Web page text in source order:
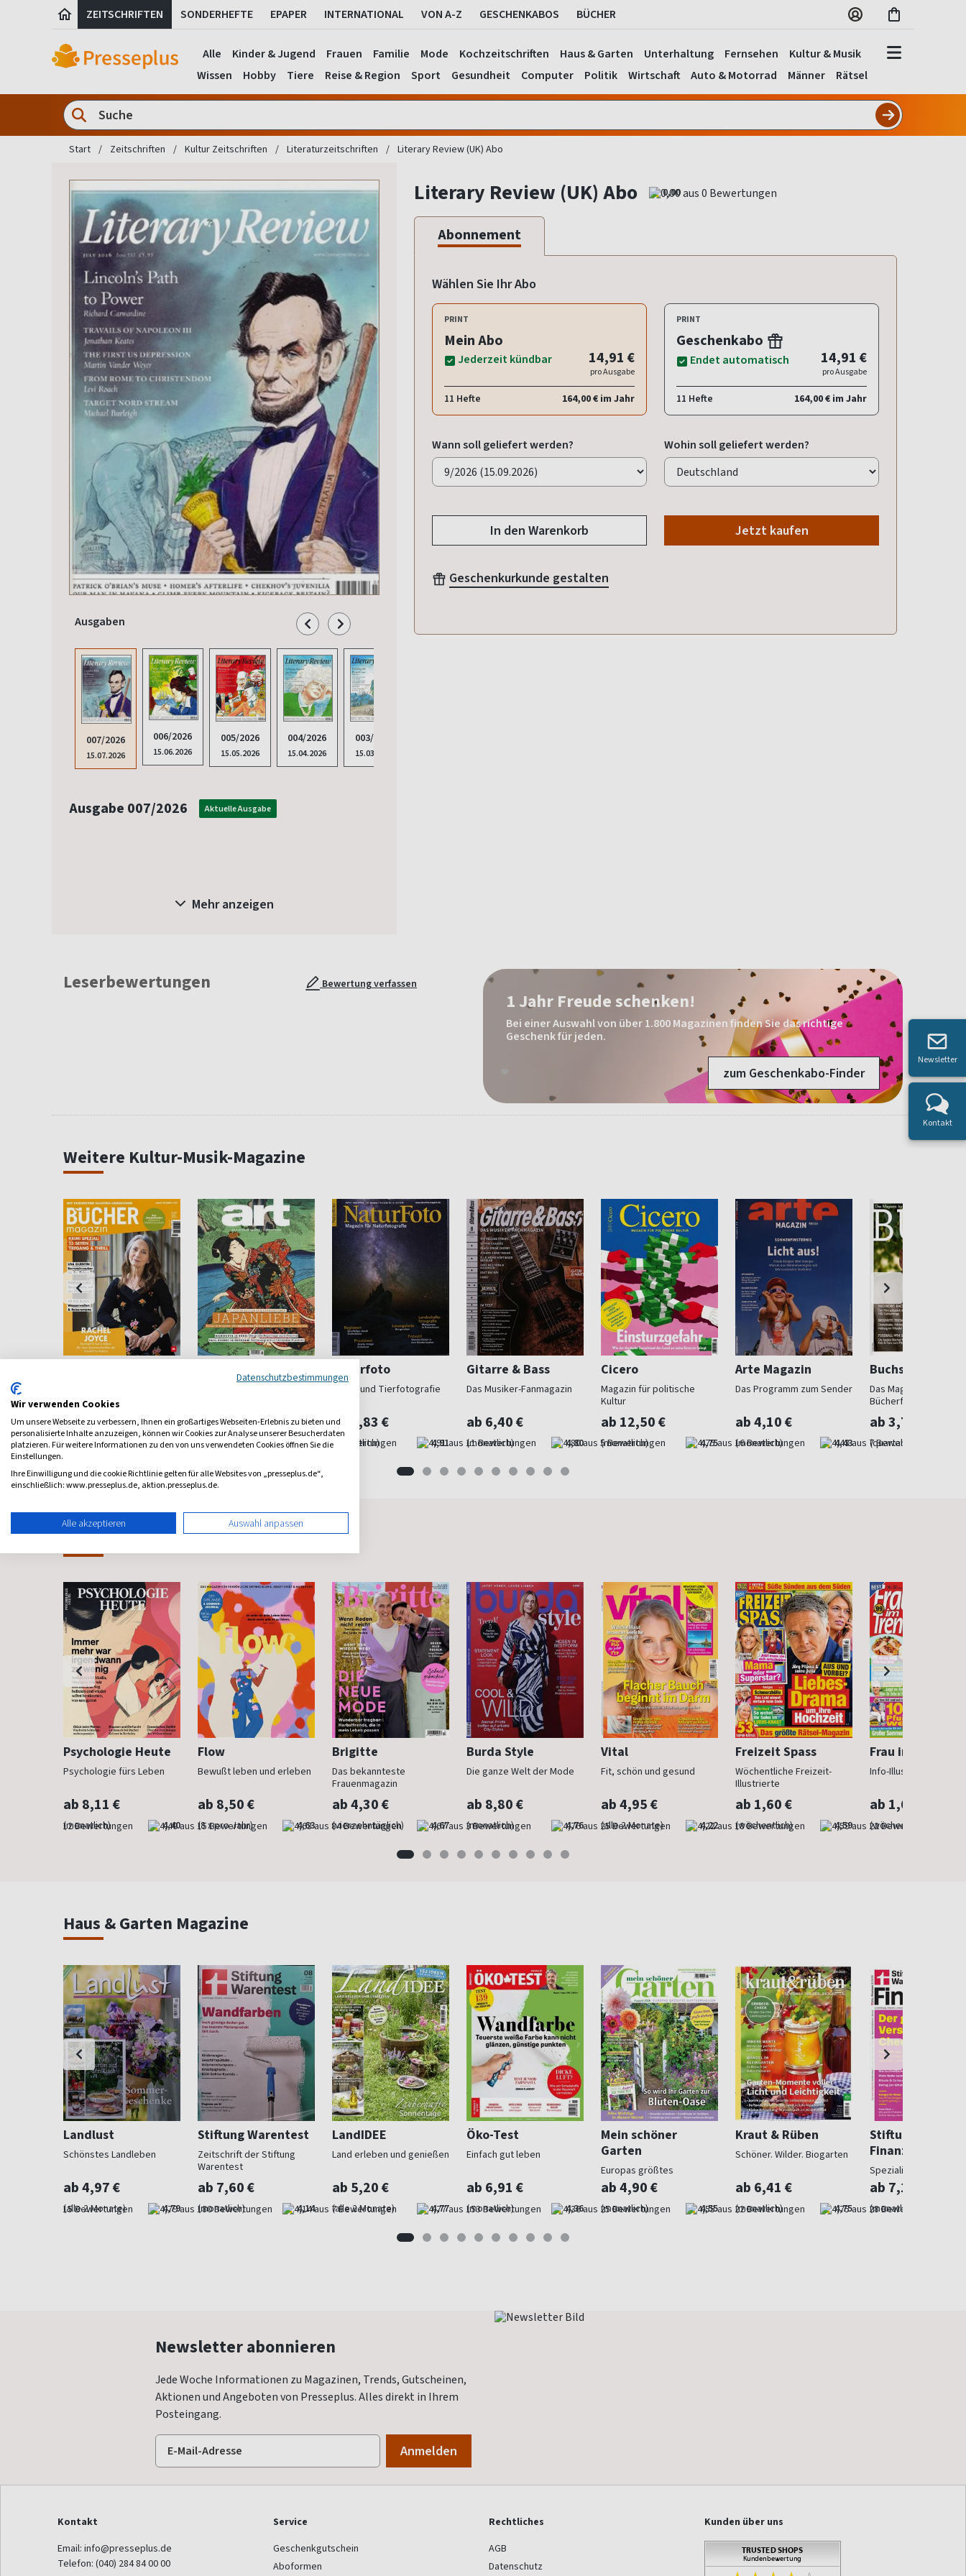
ZEITSCHRIFTEN SONDERHEFTE EPAPER INTERNATIONAL VON A-Z GESCHENKABOS BÜCHER
Alle Kinder & Jugend Frauen Familie Mode Kochzeitschriften Haus & Garten Unterhaltung Fernsehen
Kultur & Musik
Wissen
Hobby Tiere Reise & Region Sport Gesundheit Computer Politik Wirtschaft Auto & Motorrad Männer Rätsel
Start Zeitschriften Kultur Zeitschriften Literaturzeitschriften Literary Review (UK) Abo
Ausgaben
007/2026
15.07.2026
006/2026
15.06.2026
005/2026
15.05.2026
004/2026
15.04.2026
003/2026
15.03.2026
Ausgabe 007/2026 Aktuelle Ausgabe
Mehr anzeigen
Literary Review (UK) Abo 0,00
Abonnement
Wählen Sie Ihr Abo
PRINT
Mein Abo
Jederzeit kündbar 14,91 €
pro Ausgabe
11 Hefte 164,00 € im Jahr
PRINT
Geschenkabo
Endet automatisch 14,91 €
pro Ausgabe
11 Hefte 164,00 € im Jahr
Wann soll geliefert werden? Wohin soll geliefert werden?
In den Warenkorb Jetzt kaufen
Geschenkurkunde gestalten
Leserbewertungen Bewertung verfassen
1 Jahr Freude schenken!
Bei einer Auswahl von über 1.800 Magazinen finden Sie das richtige
Geschenk für jeden.
zum Geschenkabo-Finder
Weitere Kultur-Musik-Magazine
4,00
Literaturmagazin
ab 6,98 €
(alle 2 Monate) 4,65
ab 18,00 €
(13 x pro Jahr) 4,29
Naturfoto
Natur- und Tierfotografie
ab 7,83 €
(monatlich) 4,91
Gitarre & Bass
Das Musiker-Fanmagazin
ab 6,40 €
(monatlich) 4,80
Cicero
Magazin für politische
Kultur
ab 12,50 €
(monatlich) 4,75
Arte Magazin
Das Programm zum Sender
ab 4,10 €
(monatlich) 4,43
Buchszene
Das Magazin für
Bücherfreunde
ab 3,73 €
(quartalsweise)
Frauenzeitschriften
Psychologie Heute
Psychologie fürs Leben
ab 8,11 €
(monatlich) 4,40
Flow
Bewußt leben und erleben
ab 8,50 €
(8 x pro Jahr) 4,63
Brigitte
Das bekannteste
Frauenmagazin
ab 4,30 €
(vierzehntäglich) 4,67
Burda Style
Die ganze Welt der Mode
ab 8,80 €
(monatlich) 4,76
Vital
Fit, schön und gesund
ab 4,95 €
(alle 2 Monate) 4,22
Freizeit Spass
Wöchentliche Freizeit-
Illustrierte
ab 1,60 €
(wöchentlich) 4,59
Frau im Trend
Info-Illustrierte für
ab 1,60 €
(wöchentlich)
Haus & Garten Magazine
Landlust
Schönstes Landleben
ab 4,97 €
(alle 2 Monate) 4,79
Stiftung Warentest
Zeitschrift der Stiftung
Warentest
ab 7,60 €
(monatlich) 4,14
LandIDEE
Land erleben und genießen
ab 5,20 €
(alle 2 Monate) 4,77
Öko-Test
Einfach gut leben
ab 6,91 €
(monatlich) 4,36
Mein schöner
Garten
Europas größtes
Gartenmagazin
ab 4,90 €
(monatlich) 4,55
Kraut & Rüben
Schöner. Wilder. Biogarten
ab 6,41 €
(monatlich) 4,75
Stiftung
Finanzen
Spezialist in
ab 7,10 €
(monatlich)
Newsletter abonnieren
Jede Woche Informationen zu Magazinen, Trends, Gutscheinen,
Aktionen und Angeboten von Presseplus. Alles direkt in Ihrem
Posteingang.
Kontakt
Email: info@presseplus.de
Telefon: (040) 284 84 00 00
Service
Geschenkgutschein
Aboformen
Rechtliches
AGB
Datenschutz
Kunden über uns
Newsletter
Kontakt
Datenschutzbestimmungen
Wir verwenden Cookies
Um unsere Webseite zu verbessern, Ihnen ein großartiges Webseiten-Erlebnis zu bieten und
personalisierte Inhalte anzuzeigen, können wir Cookies zur Analyse unserer Besucherdaten
platzieren. Für weitere Informationen zu den von uns verwendeten Cookies öffnen Sie die
Einstellungen.
Ihre Einwilligung und die cookie Richtlinie gelten für alle Websites von „presseplus.de“,
einschließlich: www.presseplus.de, aktion.presseplus.de.
Alle akzeptieren Auswahl anpassen